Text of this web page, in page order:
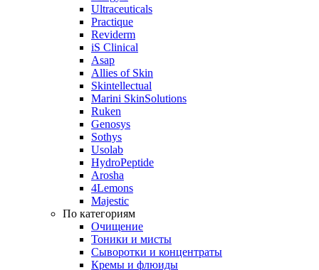
Ultraceuticals
Practique
Reviderm
iS Clinical
Asap
Allies of Skin
Skintellectual
Marini SkinSolutions
Ruken
Genosys
Sothys
Usolab
HydroPeptide
Arosha
4Lemons
Majestic
По категориям
Очищение
Тоники и мисты
Сыворотки и концентраты
Кремы и флюиды